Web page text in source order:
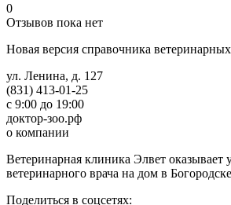
0
Отзывов пока нет
Новая версия справочника
ул. Ленина, д. 127
(831) 413-01-25
с 9:00 до 19:00
доктор-зоо.рф
о компании
Ветеринарная клиника Элвет оказывает
ветеринарного врача на дом в
Поделиться в соцсетях: